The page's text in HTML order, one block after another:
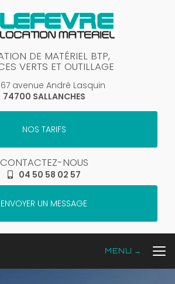
DE MATÉRIEL BTP,
VERTS ET OUTILLAGE
avenue André Lasquin
74700 SALLANCHES
NOS TARIFS
CONTACTEZ-NOUS
04 50 58 02 57
ENVOYER UN MESSAGE